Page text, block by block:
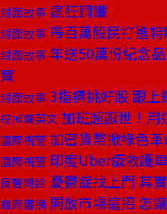
封面故事 瘋狂鋼鐵
封面故事 帶百萬股民打進
封面故事 年送50萬份紀念
寶
封面故事 3指標挑好股 跟上
戒掉爛英文 加班超厭世！用
國際視窗 加密貨幣掀綠色
國際視窗 印度Uber版救護
良醫問診 憂鬱症找上門 其
商周書摘 開放市場這招 怎